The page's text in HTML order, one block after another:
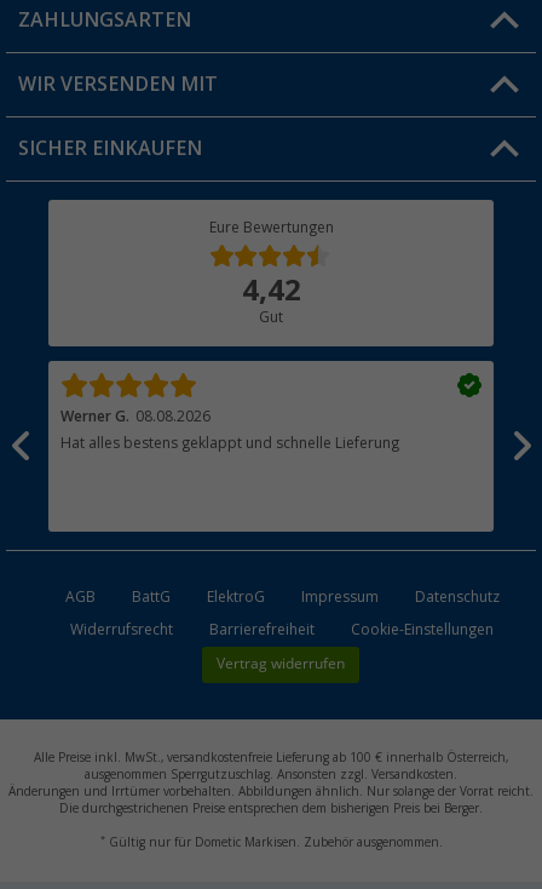
Blog
Jobs & Karriere
FAQ & Kontakt
Versandinformationen
Rücksendung
ZAHLUNGSARTEN
WIR VERSENDEN MIT
SICHER EINKAUFEN
Eure Bewertungen
4,42
Gut
Werner G. 08.08.2026
Hat alles bestens geklappt und schnelle Lieferung
AGB BattG ElektroG Impressum
Datenschutz
Widerrufsrecht
Barrierefreiheit Cookie-Einstellungen
Vertrag widerrufen
Alle Preise inkl. MwSt., versandkostenfreie Lieferung ab 100 € innerhalb Österreich,
ausgenommen Sperrgutzuschlag. Ansonsten zzgl. Versandkosten.
Änderungen und Irrtümer vorbehalten. Abbildungen ähnlich. Nur solange der Vorrat reicht.
Die durchgestrichenen Preise entsprechen dem bisherigen Preis bei Berger.
*Gültig nur für Dometic Markisen. Zubehör ausgenommen.